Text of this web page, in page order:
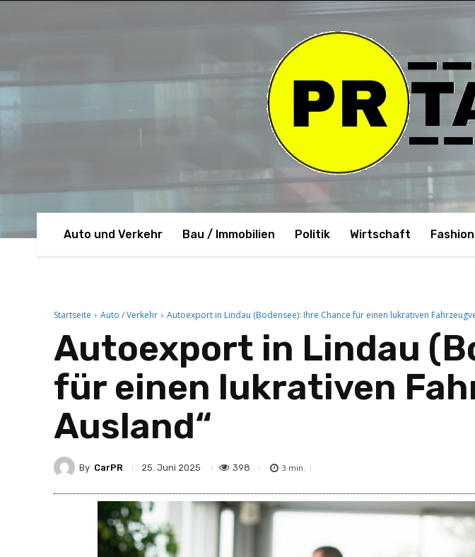
Auto und Verkehr Bau / Immobilien Politik Wirtschaft
Startseite Auto / Verkehr Autoexport in Lindau (Bodensee): Ihre Chance für einen lukrativen
Autoexport in Lindau
für einen lukrativen
Ausland“
By CarPR 25. Juni 2025 398 3 min.